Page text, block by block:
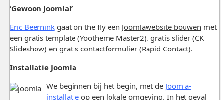
‘Gewoon Joomla!’
Eric Beerninkgaat on the fly een Joomlawebsite bouwen met
een gratis template (Yootheme Master2), gratis slider (CK
Slideshow) en gratis contactformulier (Rapid Contact).
Installatie Joomla
We beginnen bij het begin, met de Joomla-
installatieop een lokale omgeving. In het geval